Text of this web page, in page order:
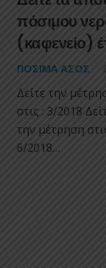
πόσιμου
(καφενείο)
ΠΌΣΙΜΑ ΑΣΟΣ
Δείτε την
στις : 3/2018
την μέτρηση
6/2018…